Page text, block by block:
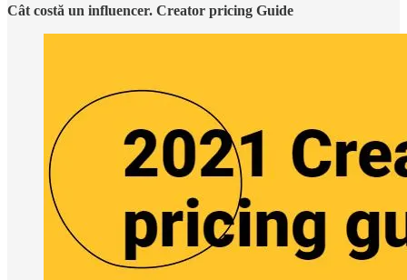
Cât costă un influencer. Creator pricing Guide